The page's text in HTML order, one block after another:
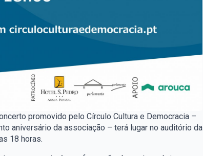
promovido pelo Círculo Cultura e Democracia –
aniversário da associação – terá lugar no auditório da
18 horas.